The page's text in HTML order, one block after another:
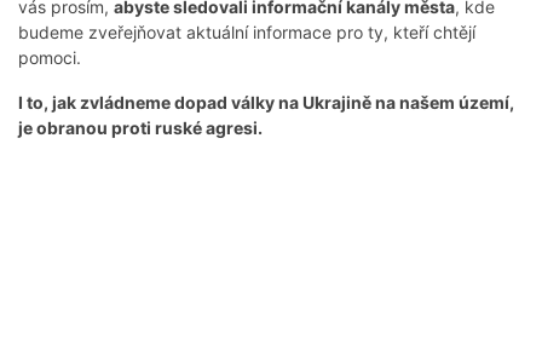
vás prosím, abyste sledovali informační kanály města, kde
budeme zveřejňovat aktuální informace pro ty, kteří chtějí
pomoci.
I to, jak zvládneme dopad války na Ukrajině na našem území,
je obranou proti ruské agresi.